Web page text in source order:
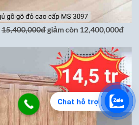
Chat hỗ trợ
15,400,000đgiảm còn 12,400,000đ